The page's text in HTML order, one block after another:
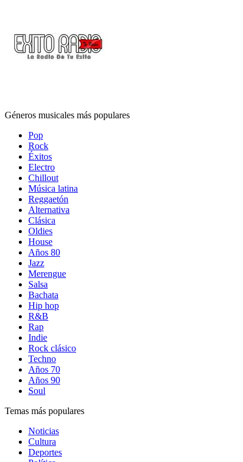
Géneros musicales más populares
Pop
Rock
Éxitos
Electro
Chillout
Música latina
Reggaetón
Alternativa
Clásica
Oldies
House
Años 80
Jazz
Merengue
Salsa
Bachata
Hip hop
R&B
Rap
Indie
Rock clásico
Techno
Años 70
Años 90
Soul
Temas más populares
Noticias
Cultura
Deportes